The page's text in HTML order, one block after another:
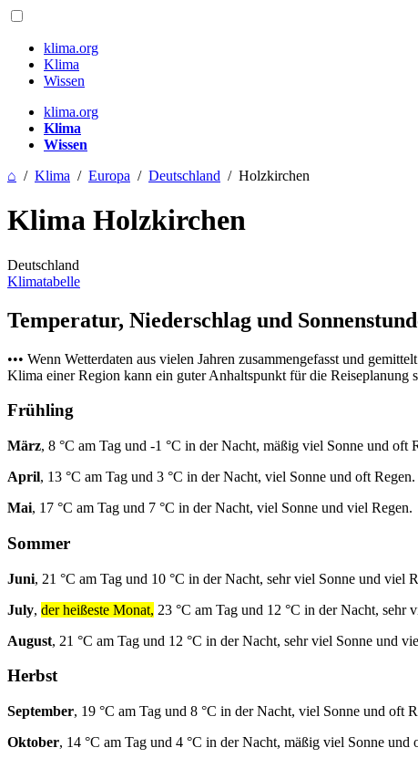
klima.org
Klima
Wissen
klima.org
Klima
Wissen
⌂ / Klima / Europa / Deutschland / Holzkirchen
Klima Holzkirchen
Deutschland
Klimatabelle
Temperatur, Niederschlag und
••• Wenn Wetterdaten aus vielen Jahren zusammengefasst und
Klima einer Region kann ein guter Anhaltspunkt für die Reiseplanung
Frühling
März, 8 °C am Tag und -1 °C in der Nacht, mäßig viel Sonne und oft
April, 13 °C am Tag und 3 °C in der Nacht, viel Sonne und oft Regen.
Mai, 17 °C am Tag und 7 °C in der Nacht, viel Sonne und viel Regen.
Sommer
Juni, 21 °C am Tag und 10 °C in der Nacht, sehr viel Sonne und viel
July, der heißeste Monat, 23 °C am Tag und 12 °C in der Nacht, sehr
August, 21 °C am Tag und 12 °C in der Nacht, sehr viel Sonne und
Herbst
September, 19 °C am Tag und 8 °C in der Nacht, viel Sonne und oft
Oktober, 14 °C am Tag und 4 °C in der Nacht, mäßig viel Sonne und